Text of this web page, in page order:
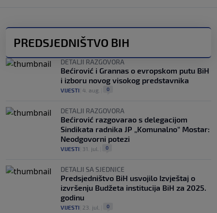
PREDSJEDNIŠTVO BIH
DETALJI RAZGOVORA
Bećirović i Grannas o evropskom putu BiH
i izboru novog visokog predstavnika
VIJESTI 4. aug. 0
DETALJI RAZGOVORA
Bećirović razgovarao s delegacijom
Sindikata radnika JP „Komunalno“ Mostar:
Neodgovorni potezi
VIJESTI 31. jul. 0
DETALJI SA SJEDNICE
Predsjedništvo BiH usvojilo Izvještaj o
izvršenju Budžeta institucija BiH za 2025.
godinu
VIJESTI 23. jul. 0